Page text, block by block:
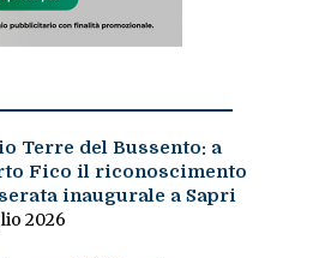
Terre del Bussento: a
Fico il riconoscimento
inaugurale a Sapri
2026